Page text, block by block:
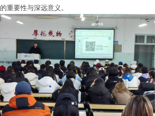
的重要性与深远意义。